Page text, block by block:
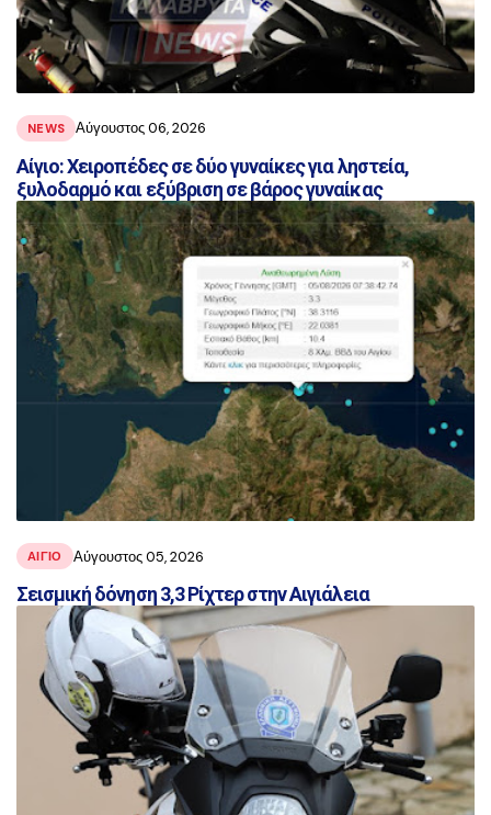
NEWS Αύγουστος 06, 2026
Αίγιο: Χειροπέδες σε δύο γυναίκες για ληστεία,
ξυλοδαρμό και εξύβριση σε βάρος γυναίκας
ΑΙΓΙΟ Αύγουστος 05, 2026
Σεισμική δόνηση 3,3 Ρίχτερ στην Αιγιάλεια